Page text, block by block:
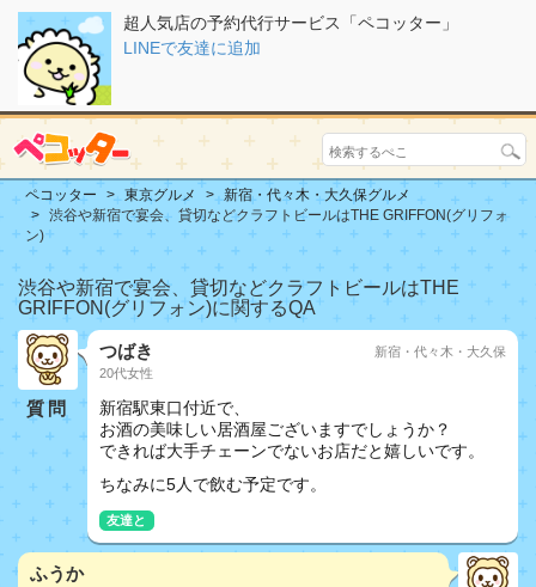
超人気店の予約代行サービス「ペコッター」
LINEで友達に追加
ペコッター 東京グルメ
新宿・代々木・大久保グルメ
渋谷や新宿で宴会、貸切などクラフトビールはTHE GRIFFON(グリフォ
ン)
渋谷や新宿で宴会、貸切などクラフトビールはTHE
GRIFFON(グリフォン)に関するQA
質問
つばき
20代女性
新宿・代々木・大久保
新宿駅東口付近で、
お酒の美味しい居酒屋ございますでしょうか？
できれば大手チェーンでないお店だと嬉しいです。
ちなみに5人で飲む予定です。
友達と
ふうか